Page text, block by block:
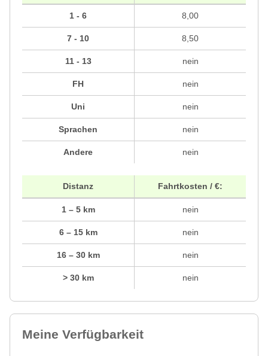
1 - 6
7 - 10
11 - 13
FH
Uni
Sprachen
Andere
8,00
8,50
nein
nein
nein
nein
nein
Distanz
1 – 5 km
6 – 15 km
16 – 30 km
> 30 km
Fahrtkosten / €:
nein
nein
nein
nein
Meine Verfügbarkeit